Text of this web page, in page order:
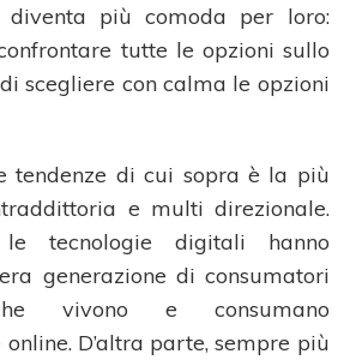
diventa più comoda per loro:
tutte le opzioni sullo
scegliere con calma le opzioni
tendenze di cui sopra è la più
e multi direzionale.
tecnologie digitali hanno
generazione di consumatori
vivono e consumano
D’altra parte, sempre più